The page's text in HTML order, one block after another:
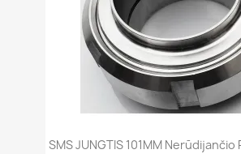
SMS JUNGTIS 101MM